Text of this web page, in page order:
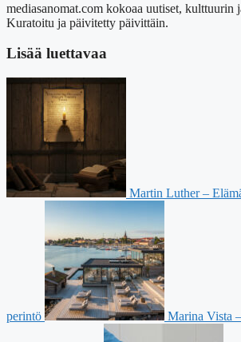
mediasanomat.com kokoaa uutiset, kulttuurin
Kuratoitu ja päivitetty päivittäin.
Lisää luettavaa
Martin Luther –
perintö Marina Vista